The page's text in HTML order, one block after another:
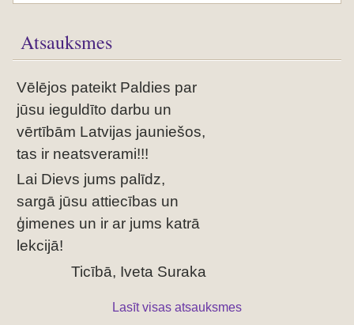
Atsauksmes
Vēlējos pateikt Paldies par
jūsu ieguldīto darbu un
vērtībām Latvijas jauniešos,
tas ir neatsverami!!!
Lai Dievs jums palīdz,
sargā jūsu attiecības un
ģimenes un ir ar jums katrā
lekcijā!
Ticībā, Iveta Suraka
Lasīt visas atsauksmes